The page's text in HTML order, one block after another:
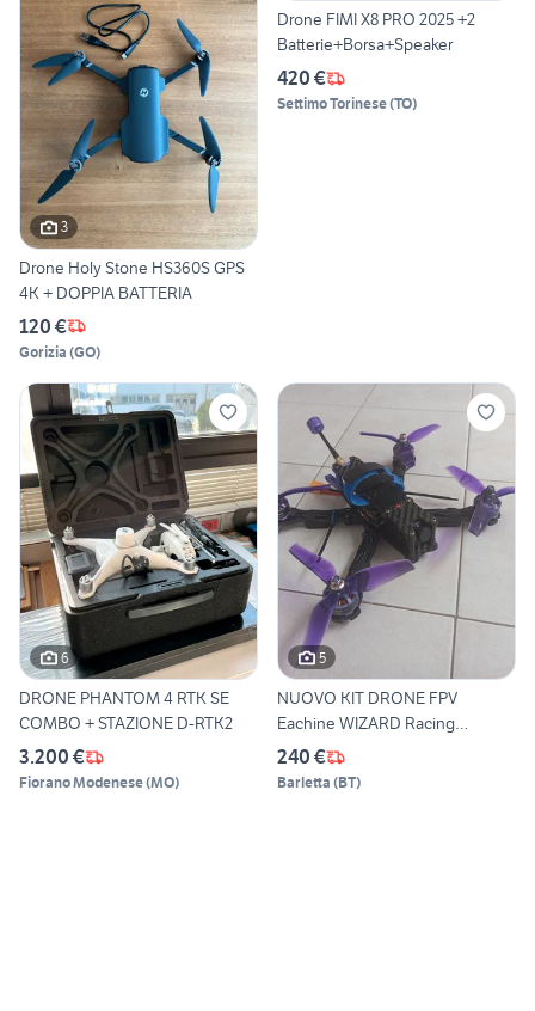
3
Drone Holy Stone HS360S GPS
4K + DOPPIA BATTERIA
120 €
Gorizia (GO)
Drone FIMI X8 PRO 2025 +2
Batterie+Borsa+Speaker
420 €
Settimo Torinese(TO)
6
DRONE PHANTOM 4 RTK SE
COMBO + STAZIONE D-RTK2
3.200 €
Fiorano Modenese(MO)
5
NUOVO KIT DRONE FPV
Eachine WIZARD Racing
COMPLETO
240 €
Barletta (BT)